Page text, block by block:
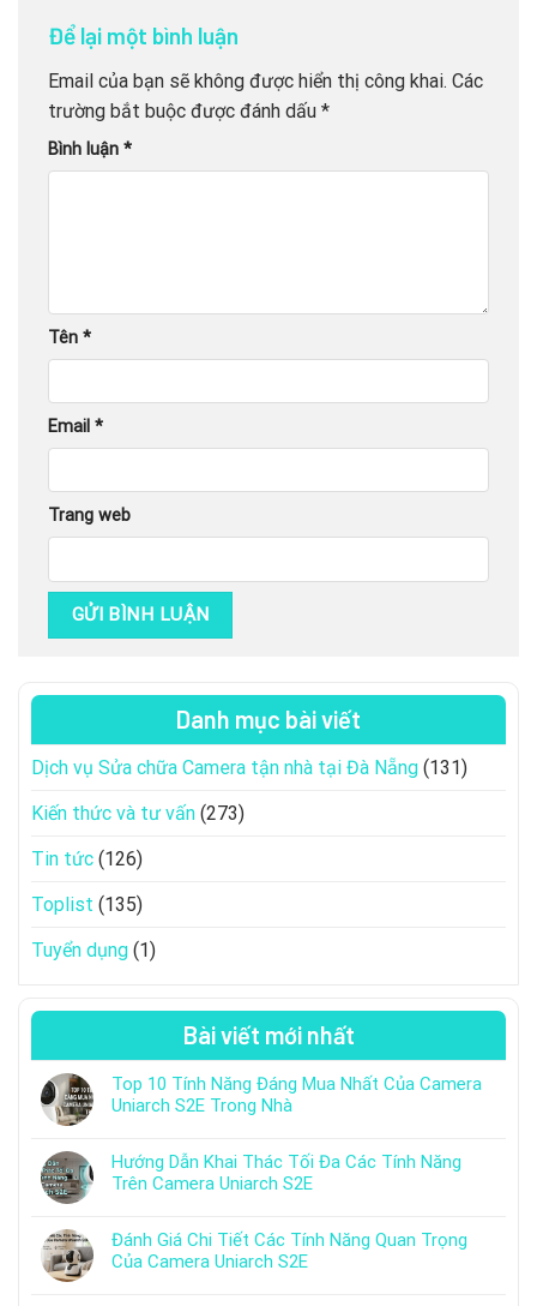
Để lại một bình luận
Email của bạn sẽ không được hiển thị công khai. Các
trường bắt buộc được đánh dấu *
Bình luận *
Tên *
Email *
Trang web
Danh mục bài viết
Dịch vụ Sửa chữa Camera tận nhà tại Đà Nẵng (131)
Kiến thức và tư vấn (273)
Tin tức (126)
Toplist (135)
Tuyển dụng (1)
Bài viết mới nhất
Top 10 Tính Năng Đáng Mua Nhất Của Camera
Uniarch S2E Trong Nhà
Hướng Dẫn Khai Thác Tối Đa Các Tính Năng
Trên Camera Uniarch S2E
Đánh Giá Chi Tiết Các Tính Năng Quan Trọng
Của Camera Uniarch S2E